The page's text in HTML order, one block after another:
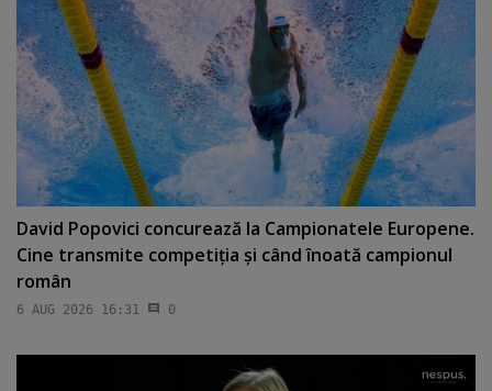
David Popovici concurează la Campionatele Europene.
Cine transmite competiţia şi când înoată campionul
român
6 AUG 2026 16:31 0